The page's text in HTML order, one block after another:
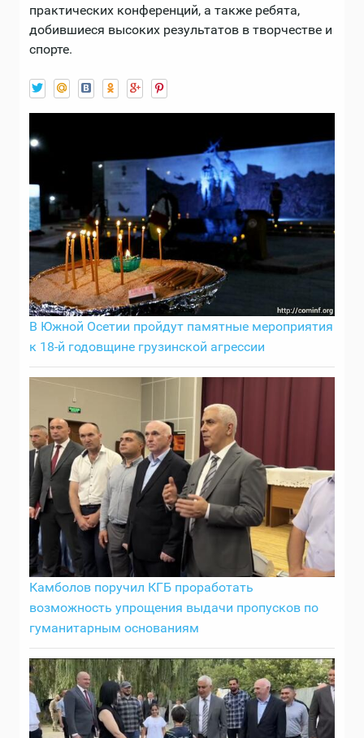
практических конференций, а также ребята,
добившиеся высоких результатов в творчестве и
спорте.
В Южной Осетии пройдут памятные мероприятия
к 18-й годовщине грузинской агрессии
Камболов поручил КГБ проработать
возможность упрощения выдачи пропусков по
гуманитарным основаниям